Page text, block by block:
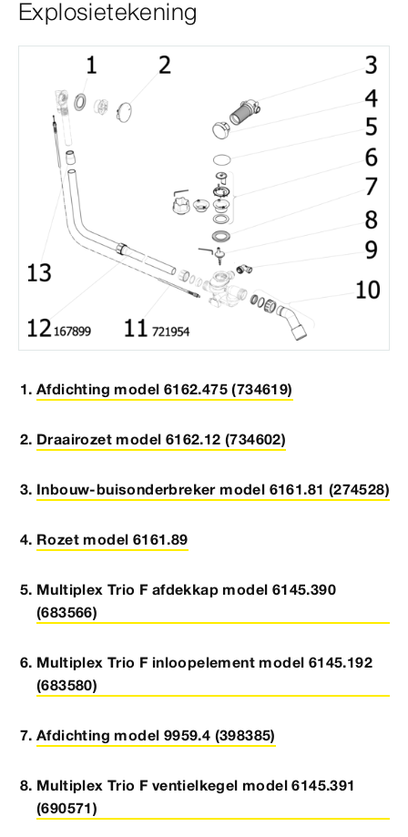
Explosietekening
Afdichting model 6162.475 (734619)
Draairozet model 6162.12 (734602)
Inbouw-buisonderbreker model 6161.81 (274528)
Rozet model 6161.89
Multiplex Trio F afdekkap model 6145.390
(683566)
Multiplex Trio F inloopelement model 6145.192
(683580)
Afdichting model 9959.4 (398385)
Multiplex Trio F ventielkegel model 6145.391
(690571)